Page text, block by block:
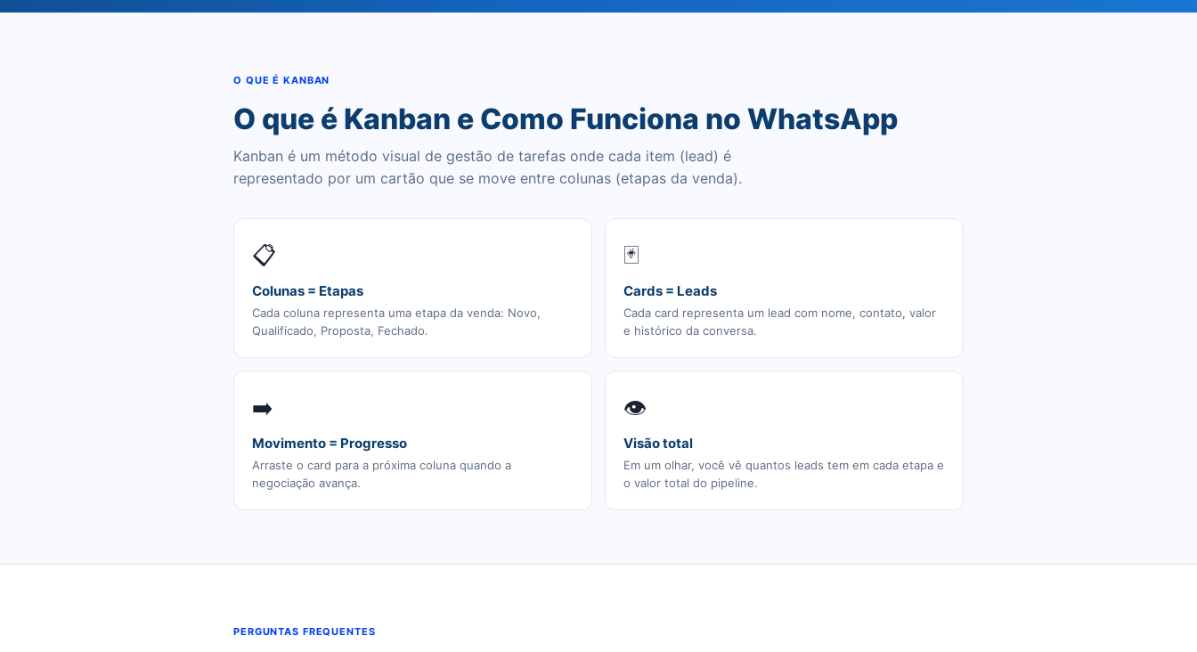
O QUE É KANBAN
O que é Kanban e Como Funciona no WhatsApp
Kanban é um método visual de gestão de tarefas onde cada item (lead) é
representado por um cartão que se move entre colunas (etapas da venda).
📋
Colunas = Etapas
Cada coluna representa uma etapa da venda: Novo,
Qualificado, Proposta, Fechado.
🃏
Cards = Leads
Cada card representa um lead com nome, contato, valor
e histórico da conversa.
➡️
Movimento = Progresso
Arraste o card para a próxima coluna quando a
negociação avança.
👁️
Visão total
Em um olhar, você vê quantos leads tem em cada etapa e
o valor total do pipeline.
PERGUNTAS FREQUENTES